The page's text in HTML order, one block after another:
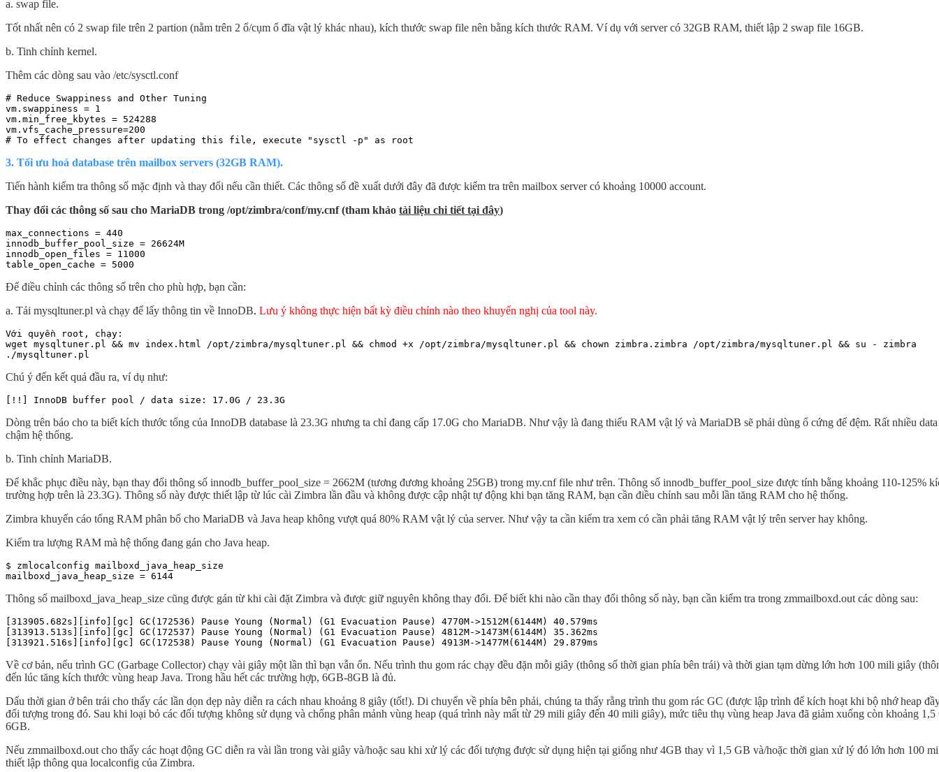
a. swap file.
Tốt nhất nên có 2 swap file trên 2 partion (nằm trên 2 ổ/cụm ổ đĩa vật lý khác nhau), kích thước swap file nên bằng kích thước RAM. Ví dụ với server có 32GB RAM, thiết lập 2 swap file 16GB.
b. Tinh chỉnh kernel.
Thêm các dòng sau vào /etc/sysctl.conf
# Reduce Swappiness and Other Tuning
vm.swappiness = 1
vm.min_free_kbytes = 524288
vm.vfs_cache_pressure=200
# To effect changes after updating this file, execute "sysctl -p" as root
3. Tối ưu hoá database trên mailbox servers (32GB RAM).
Tiến hành kiểm tra thông số mặc định và thay đổi nếu cần thiết. Các thông số đề xuất dưới đây đã được kiểm tra trên mailbox server có khoảng 10000 account.
Thay đổi các thông số sau cho MariaDB trong /opt/zimbra/conf/my.cnf (tham khảo tài liệu chi tiết tại đây)
max_connections = 440
innodb_buffer_pool_size = 26624M
innodb_open_files = 11000
Để điều chỉnh các thông số trên cho phù hợp, bạn cần:
a. Tải mysqltuner.pl và chạy để lấy thông tin về InnoDB. Lưu ý không thực hiện bất kỳ điều chỉnh nào theo khuyến nghị của tool này.
Với quyền root, chạy:
wget mysqltuner.pl && mv index.html /opt/zimbra/mysqltuner.pl && chmod +x /opt/zimbra/mysqltuner.pl && chown zimbra.zimbra /opt/zimbra/mysqltuner.pl && su - zimbra
./mysqltuner.pl
Chú ý đến kết quả đầu ra, ví dụ như:
[!!] InnoDB buffer pool / data size: 17.0G / 23.3G
Dòng trên báo cho ta biết kích thước tổng của InnoDB database là 23.3G nhưng ta chỉ đang cấp 17.0G cho MariaDB. Như vậy là đang thiếu RAM vật lý và MariaDB sẽ phải dùng ổ cứng để đệm. Rất nhiều
chậm hệ thống.
b. Tinh chỉnh MariaDB.
Để khắc phục điều này, bạn thay đổi thông số innodb_buffer_pool_size = 2662M (tương đương khoảng 25GB) trong my.cnf file như trên. Thông số innodb_buffer_pool_size được tính bằng khoảng 110-125%
trường hợp trên là 23.3G). Thông số này được thiết lập từ lúc cài Zimbra lần đầu và không được cập nhật tự động khi bạn tăng RAM, bạn cần điều chỉnh sau mỗi lần tăng RAM cho hệ thống.
Zimbra khuyến cáo tổng RAM phân bổ cho MariaDB và Java heap không vượt quá 80% RAM vật lý của server. Như vậy ta cần kiểm tra xem có cần phải tăng RAM vật lý trên server hay không.
Kiểm tra lượng RAM mà hệ thống đang gán cho Java heap.
$ zmlocalconfig mailboxd_java_heap_size
mailboxd_java_heap_size = 6144
Thông số mailboxd_java_heap_size cũng được gán từ khi cài đặt Zimbra và được giữ nguyên không thay đổi. Để biết khi nào cần thay đổi thông số này, bạn cần kiểm tra trong zmmailboxd.out các dòng sau:
[313905.682s][info][gc] GC(172536) Pause Young (Normal) (G1 Evacuation Pause) 4770M->1512M(6144M) 40.579ms
[313913.513s][info][gc] GC(172537) Pause Young (Normal) (G1 Evacuation Pause) 4812M->1473M(6144M) 35.362ms
[313921.516s][info][gc] GC(172538) Pause Young (Normal) (G1 Evacuation Pause) 4913M->1477M(6144M) 29.879ms
Về cơ bản, nếu trình GC (Garbage Collector) chạy vài giây một lần thì bạn vẫn ổn. Nếu trình thu gom rác chạy đều đặn mỗi giây (thông số thời gian phía bên trái) và thời gian tạm dừng lớn hơn 100 mili giây
đến lúc tăng kích thước vùng heap Java. Trong hầu hết các trường hợp, 6GB-8GB là đủ.
Dấu thời gian ở bên trái cho thấy các lần dọn dẹp này diễn ra cách nhau khoảng 8 giây (tốt!). Di chuyển về phía bên phải, chúng ta thấy rằng trình thu gom rác GC (được lập trình để kích hoạt khi bộ nhớ heap
đối tượng trong đó. Sau khi loại bỏ các đối tượng không sử dụng và chống phân mảnh vùng heap (quá trình này mất từ 29 mili giây đến 40 mili giây), mức tiêu thụ vùng heap Java đã giảm xuống còn khoảng
6GB.
Nếu zmmailboxd.out cho thấy các hoạt động GC diễn ra vài lần trong vài giây và/hoặc sau khi xử lý các đối tượng được sử dụng hiện tại giống như 4GB thay vì 1,5 GB và/hoặc thời gian xử lý đó lớn hơn 100
thiết lập thông qua localconfig của Zimbra.